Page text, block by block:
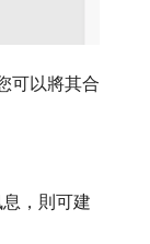
可以將其合
，則可建